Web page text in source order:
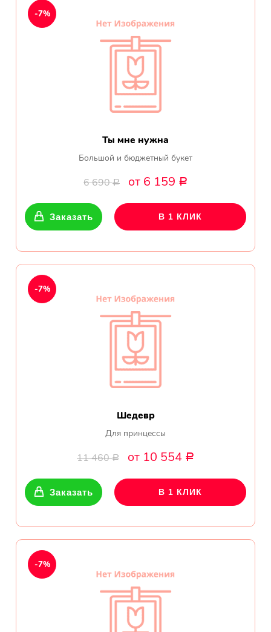
Ты мне нужна
Большой и бюджетный букет
6 690Р от 6 159 Р
-7%
Заказать В 1 КЛИК
Шедевр
Для принцессы
11 460Р от 10 554 Р
-7%
Заказать В 1 КЛИК
-7%